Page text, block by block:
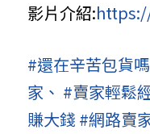
影片介紹:
#還在辛苦包貨嗎
家 、 #賣家輕鬆
賺大錢 #網路賣